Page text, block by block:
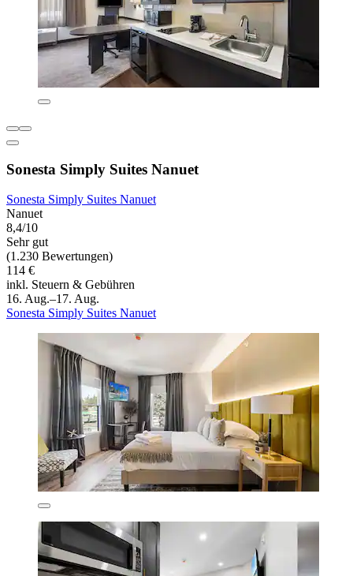
Sonesta Simply Suites Nanuet
Sonesta Simply Suites Nanuet
Nanuet
8,4/10
Sehr gut
(1.230 Bewertungen)
114 €
inkl. Steuern & Gebühren
16. Aug.–17. Aug.
Sonesta Simply Suites Nanuet